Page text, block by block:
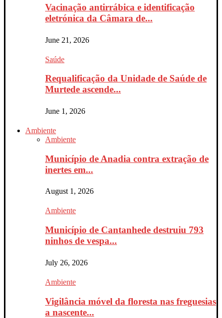
Vacinação antirrábica e identificação
eletrónica da Câmara de...
June 21, 2026
Saúde
Requalificação da Unidade de Saúde de
Murtede ascende...
June 1, 2026
Ambiente
Ambiente
Município de Anadia contra extração de
inertes em...
August 1, 2026
Ambiente
Município de Cantanhede destruiu 793
ninhos de vespa...
July 26, 2026
Ambiente
Vigilância móvel da floresta nas freguesias
a nascente...